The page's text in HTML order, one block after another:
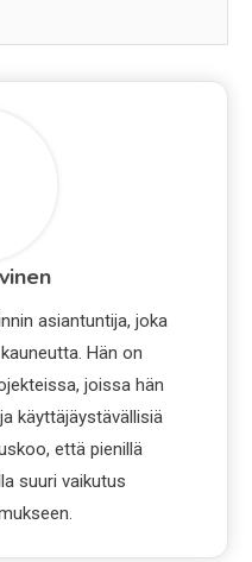
asiantuntija, joka
Hän on
joissa hän
käyttäjäystävällisiä
että pienillä
suuri vaikutus